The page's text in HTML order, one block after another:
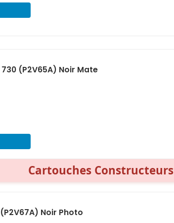
(P2V65A) Noir Mate
Cartouches Constructeurs
Noir Photo